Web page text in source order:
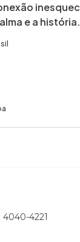
e a história.
4040-4221